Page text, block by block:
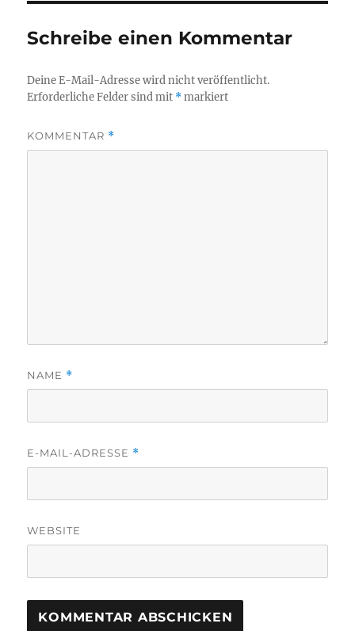
Schreibe einen Kommentar
Deine E-Mail-Adresse wird nicht veröffentlicht.
Erforderliche Felder sind mit *markiert
KOMMENTAR *
NAME *
E-MAIL-ADRESSE *
WEBSITE